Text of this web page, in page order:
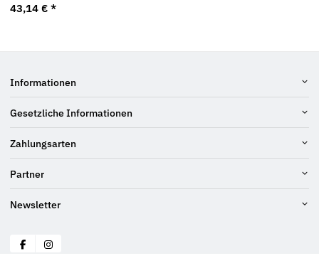
43,14 € *
Informationen
Gesetzliche Informationen
Zahlungsarten
Partner
Newsletter